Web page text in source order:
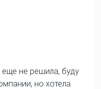
не решила, буду
но хотела